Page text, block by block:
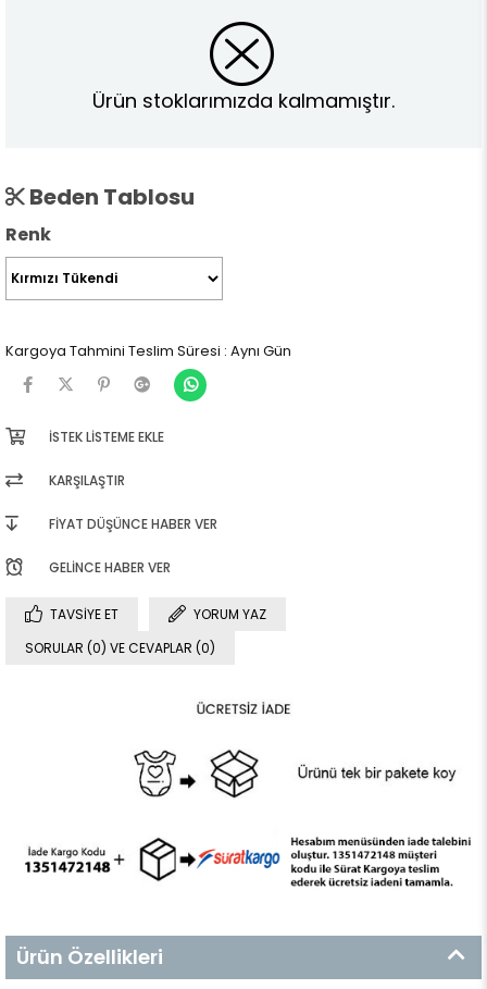
Ürün stoklarımızda kalmamıştır.
Beden Tablosu
Renk
Kargoya Tahmini Teslim Süresi : Aynı Gün
İSTEK LISTEME EKLE
KARŞILAŞTIR
FIYAT DÜŞÜNCE HABER VER
GELINCE HABER VER
TAVSIYE ET
YORUM YAZ
SORULAR (0) VE CEVAPLAR (0)
Ürün Özellikleri